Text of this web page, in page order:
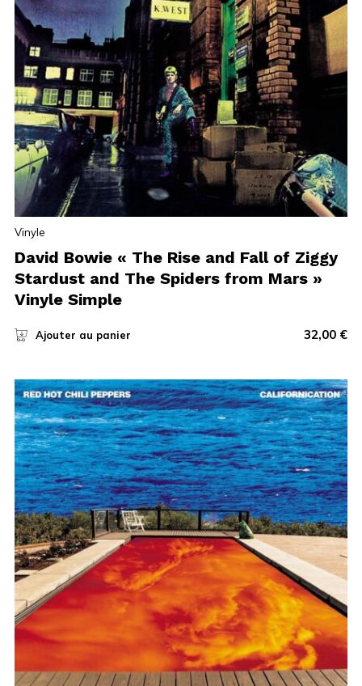
Vinyle
David Bowie « The Rise and Fall of Ziggy
Stardust and The Spiders from Mars »
Vinyle Simple
Ajouter au panier 32,00 €